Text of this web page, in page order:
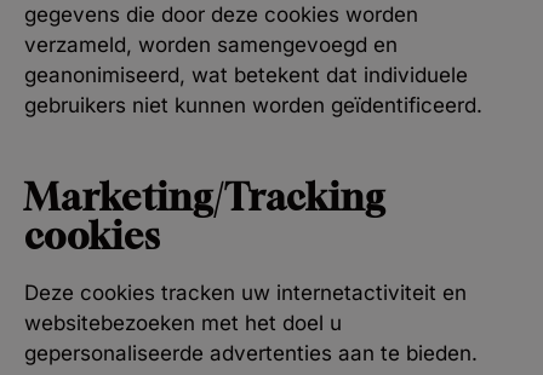
gegevens die door deze cookies worden
verzameld, worden samengevoegd en
geanonimiseerd, wat betekent dat individuele
gebruikers niet kunnen worden geïdentificeerd.
Marketing/Tracking
cookies
Deze cookies tracken uw internetactiviteit en
websitebezoeken met het doel u
gepersonaliseerde advertenties aan te bieden.